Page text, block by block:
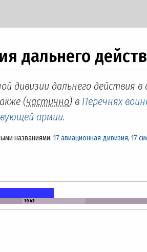
дальнего
дивизии дальнего действия
(частично) в Перечнях
армии.
названиями: 17 авиационная дивизия, 17
1943